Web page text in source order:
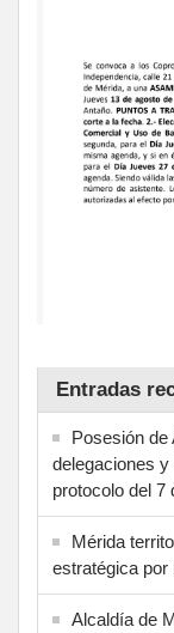
Entradas
Posesión de
delegaciones
protocolo del 7
Mérida
estratégica por
Alcaldía de